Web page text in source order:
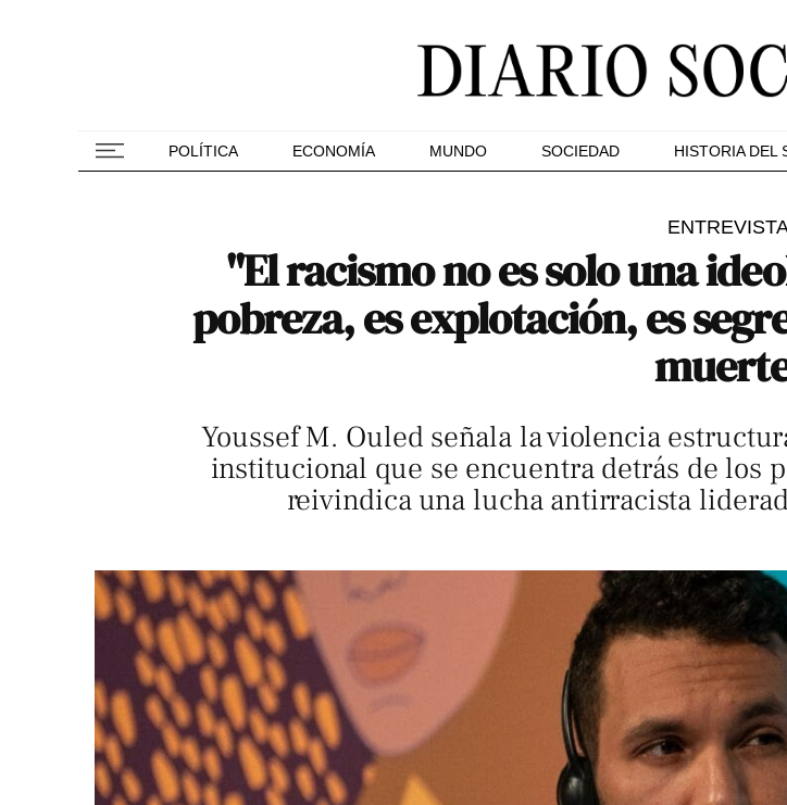
POLÍTICA ECONOMÍA MUNDO SOCIEDAD HISTORIA DEL
"El racismo no es solo una
pobreza, es explotación, es
Youssef M. Ouled señala la violencia
institucional que se encuentra detrás de los
reivindica una lucha antirracista